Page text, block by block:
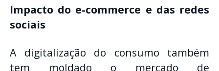
Impacto do e-commerce e das redes
sociais
A digitalização do consumo também
tem moldado o mercado de